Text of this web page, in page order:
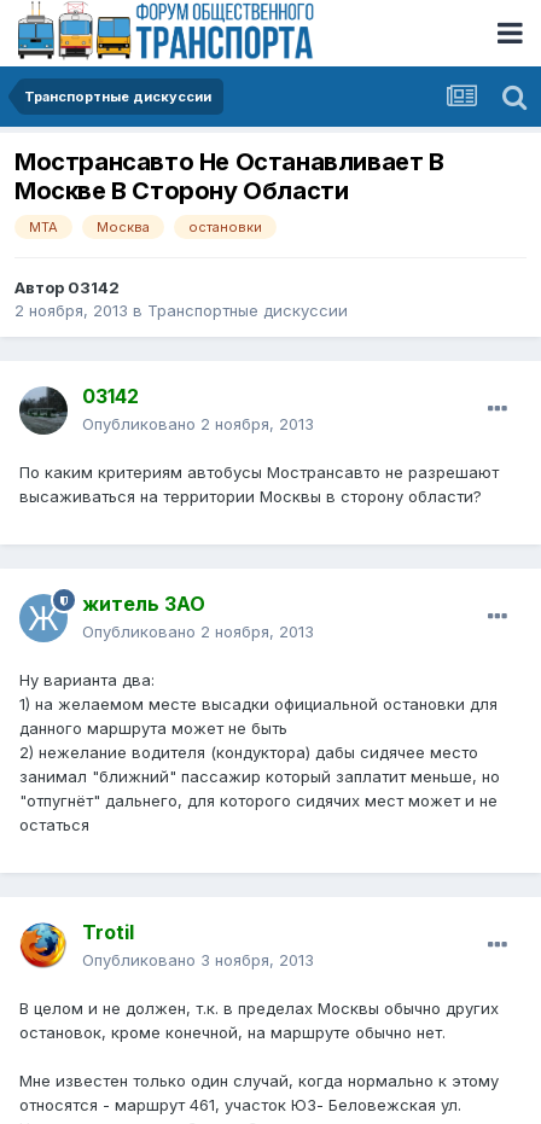
Транспортные дискуссии
Мострансавто Не Останавливает В
Москве В Сторону Области
МТА Москва остановки
Автор 03142
2 ноября, 2013 в Транспортные дискуссии
03142
Опубликовано 2 ноября, 2013
По каким критериям автобусы Мострансавто не разрешают
высаживаться на территории Москвы в сторону области?
житель ЗАО
Опубликовано 2 ноября, 2013
Ну варианта два:
1) на желаемом месте высадки официальной остановки для
данного маршрута может не быть
2) нежелание водителя (кондуктора) дабы сидячее место
занимал "ближний" пассажир который заплатит меньше, но
"отпугнёт" дальнего, для которого сидячих мест может и не
остаться
Trotil
Опубликовано 3 ноября, 2013
В целом и не должен, т.к. в пределах Москвы обычно других
остановок, кроме конечной, на маршруте обычно нет.
Мне известен только один случай, когда нормально к этому
относятся - маршрут 461, участок ЮЗ- Беловежская ул.